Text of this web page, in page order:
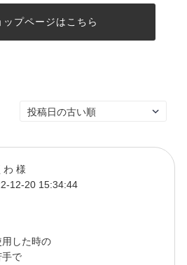
ップページはこちら
わ 様
12-20 15:34:44
した時の
手で